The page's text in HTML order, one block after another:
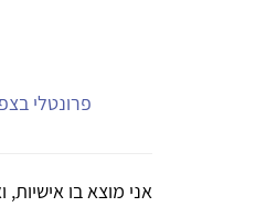
פרונטלי
אני מוצא בו